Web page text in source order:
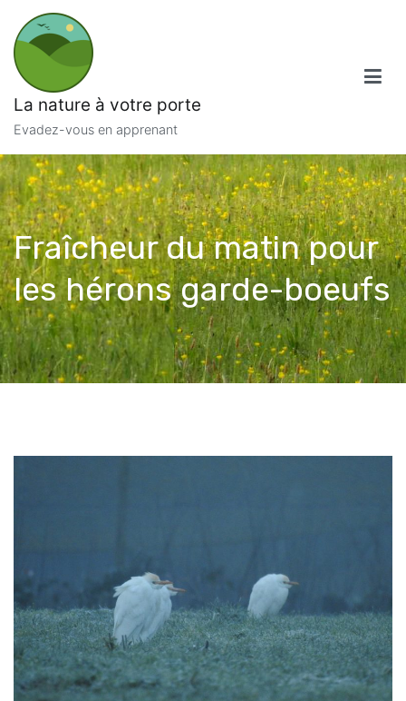
contenu
La nature à votre porte
Evadez-vous en apprenant
Fraîcheur du matin pour
les hérons garde-boeufs